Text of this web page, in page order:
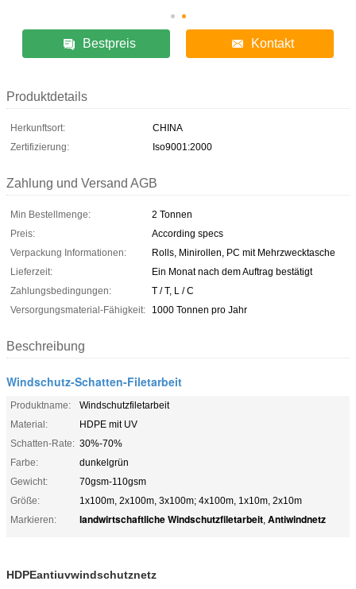
Bestpreis Kontakt
Produktdetails
Herkunftsort:
CHINA
Zertifizierung:
Iso9001:2000
Zahlung und Versand AGB
Min Bestellmenge:
2 Tonnen
Preis:
According specs
Verpackung Informationen:
Rolls, Minirollen, PC mit Mehrzwecktasche
Lieferzeit:
Ein Monat nach dem Auftrag bestätigt
Zahlungsbedingungen:
T / T, L / C
Versorgungsmaterial-Fähigkeit:
1000 Tonnen pro Jahr
Beschreibung
Windschutz-Schatten-Filetarbeit
Produktname:
Windschutzfiletarbeit
Material:
HDPE mit UV
Schatten-Rate: 30%-70%
Farbe:
dunkelgrün
Gewicht:
70gsm-110gsm
Größe:
1x100m, 2x100m, 3x100m; 4x100m, 1x10m, 2x10m
Markieren:
landwirtschaftliche Windschutzfiletarbeit, Antiwindnetz
HDPEantiuvwindschutznetz